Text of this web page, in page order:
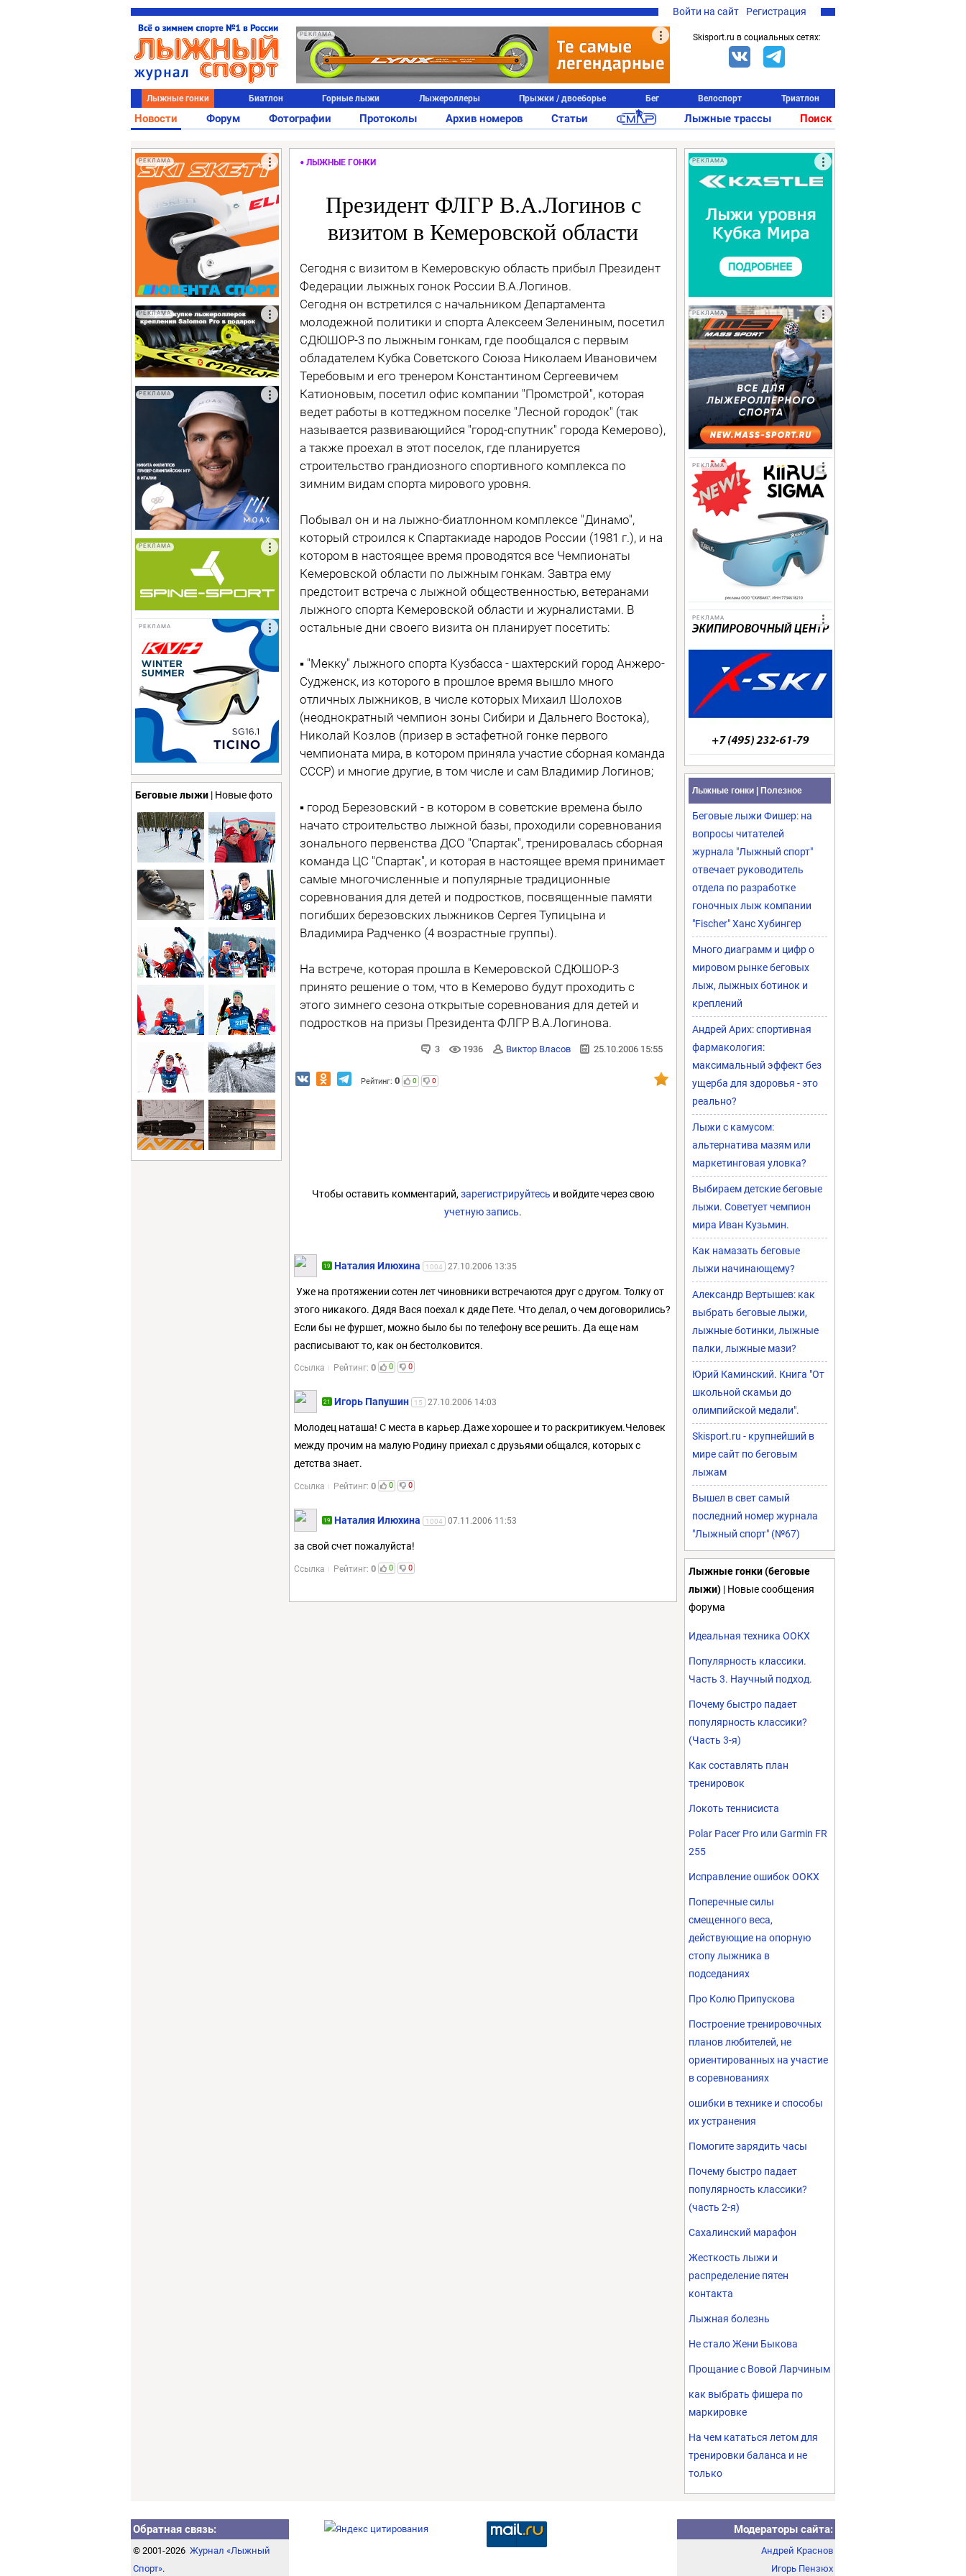
Войти на сайт Регистрация
РЕКЛАМА Skisport.ru в социальных сетях:
Лыжные гонки Биатлон Горные лыжи Лыжероллеры Прыжки / двоеборье Бег Велоспорт Триатлон
Новости Форум Фотографии Протоколы Архив номеров Статьи Лыжные трассы Поиск
РЕКЛАМА
РЕКЛАМА
РЕКЛАМА
РЕКЛАМА
РЕКЛАМА
Беговые лыжи | Новые фото
ЛЫЖНЫЕ ГОНКИ
Президент ФЛГР В.А.Логинов с
визитом в Кемеровской области
Сегодня с визитом в Кемеровскую область прибыл Президент
Федерации лыжных гонок России В.А.Логинов.
Сегодня он встретился с начальником Департамента
молодежной политики и спорта Алексеем Зелениным, посетил
СДЮШОР-3 по лыжным гонкам, где пообщался с первым
обладателем Кубка Советского Союза Николаем Ивановичем
Теребовым и его тренером Константином Сергеевичем
Катионовым, посетил офис компании "Промстрой", которая
ведет работы в коттеджном поселке "Лесной городок" (так
называется развивающийся "город-спутник" города Кемерово),
а также проехал в этот поселок, где планируется
строительство грандиозного спортивного комплекса по
зимним видам спорта мирового уровня.
Побывал он и на лыжно-биатлонном комплексе "Динамо",
который строился к Спартакиаде народов России (1981 г.), и на
котором в настоящее время проводятся все Чемпионаты
Кемеровской области по лыжным гонкам. Завтра ему
предстоит встреча с лыжной общественностью, ветеранами
лыжного спорта Кемеровской области и журналистами. В
остальные дни своего визита он планирует посетить:
▪ "Мекку" лыжного спорта Кузбасса - шахтерский город Анжеро-
Судженск, из которого в прошлое время вышло много
отличных лыжников, в числе которых Михаил Шолохов
(неоднократный чемпион зоны Сибири и Дальнего Востока),
Николай Козлов (призер в эстафетной гонке первого
чемпионата мира, в котором приняла участие сборная команда
СССР) и многие другие, в том числе и сам Владимир Логинов;
▪ город Березовский - в котором в советские времена было
начато строительство лыжной базы, проходили соревнования
зонального первенства ДСО "Спартак", тренировалась сборная
команда ЦС "Спартак", и которая в настоящее время принимает
самые многочисленные и популярные традиционные
соревнования для детей и подростков, посвященные памяти
погибших березовских лыжников Сергея Тупицына и
Владимира Радченко (4 возрастные группы).
На встрече, которая прошла в Кемеровской СДЮШОР-3
принято решение о том, что в Кемерово будут проходить с
этого зимнего сезона открытые соревнования для детей и
подростков на призы Президента ФЛГР В.А.Логинова.
3 1936 Виктор Власов 25.10.2006 15:55
Рейтинг: 0 0 0
Чтобы оставить комментарий, зарегистрируйтесь и войдите через свою
учетную запись.
19 Наталия Илюхина 1004 27.10.2006 13:35
Уже на протяжении сотен лет чиновники встречаются друг с другом. Толку от
этого никакого. Дядя Вася поехал к дяде Пете. Что делал, о чем договорились?
Если бы не фуршет, можно было бы по телефону все решить. Да еще нам
расписывают то, как он бестолковится.
Ссылка Рейтинг: 0 0 0
21 Игорь Папушин 15 27.10.2006 14:03
Молодец наташа! С места в карьер.Даже хорошее и то раскритикуем.Человек
между прочим на малую Родину приехал с друзьями общался, которых с
детства знает.
Ссылка Рейтинг: 0 0 0
19 Наталия Илюхина 1004 07.11.2006 11:53
за свой счет пожалуйста!
Ссылка Рейтинг: 0 0 0
РЕКЛАМА
РЕКЛАМА
РЕКЛАМА
РЕКЛАМА
Лыжные гонки | Полезное
Беговые лыжи Фишер: на
вопросы читателей
журнала "Лыжный спорт"
отвечает руководитель
отдела по разработке
гоночных лыж компании
"Fischer" Ханс Хубингер
Много диаграмм и цифр о
мировом рынке беговых
лыж, лыжных ботинок и
креплений
Андрей Арих: спортивная
фармакология:
максимальный эффект без
ущерба для здоровья - это
реально?
Лыжи с камусом:
альтернатива мазям или
маркетинговая уловка?
Выбираем детские беговые
лыжи. Советует чемпион
мира Иван Кузьмин.
Как намазать беговые
лыжи начинающему?
Александр Вертышев: как
выбрать беговые лыжи,
лыжные ботинки, лыжные
палки, лыжные мази?
Юрий Каминский. Книга "От
школьной скамьи до
олимпийской медали".
Skisport.ru - крупнейший в
мире сайт по беговым
лыжам
Вышел в свет самый
последний номер журнала
"Лыжный спорт" (№67)
Лыжные гонки (беговые
лыжи) | Новые сообщения
форума
Идеальная техника ООКХ
Популярность классики.
Часть 3. Научный подход.
Почему быстро падает
популярность классики?
(Часть 3-я)
Как составлять план
тренировок
Локоть теннисиста
Polar Pacer Pro или Garmin FR
255
Исправление ошибок ООКХ
Поперечные силы
смещенного веса,
действующие на опорную
стопу лыжника в
подседаниях
Про Колю Припускова
Построение тренировочных
планов любителей, не
ориентированных на участие
в соревнованиях
ошибки в технике и способы
их устранения
Помогите зарядить часы
Почему быстро падает
популярность классики?
(часть 2-я)
Сахалинский марафон
Жесткость лыжи и
распределение пятен
контакта
Лыжная болезнь
Не стало Жени Быкова
Прощание с Вовой Ларчиным
как выбрать фишера по
маркировке
На чем кататься летом для
тренировки баланса и не
только
Обратная связь:
© 2001-2026 Журнал «Лыжный
Спорт».
Модераторы сайта:
Андрей Краснов
Игорь Пензюх